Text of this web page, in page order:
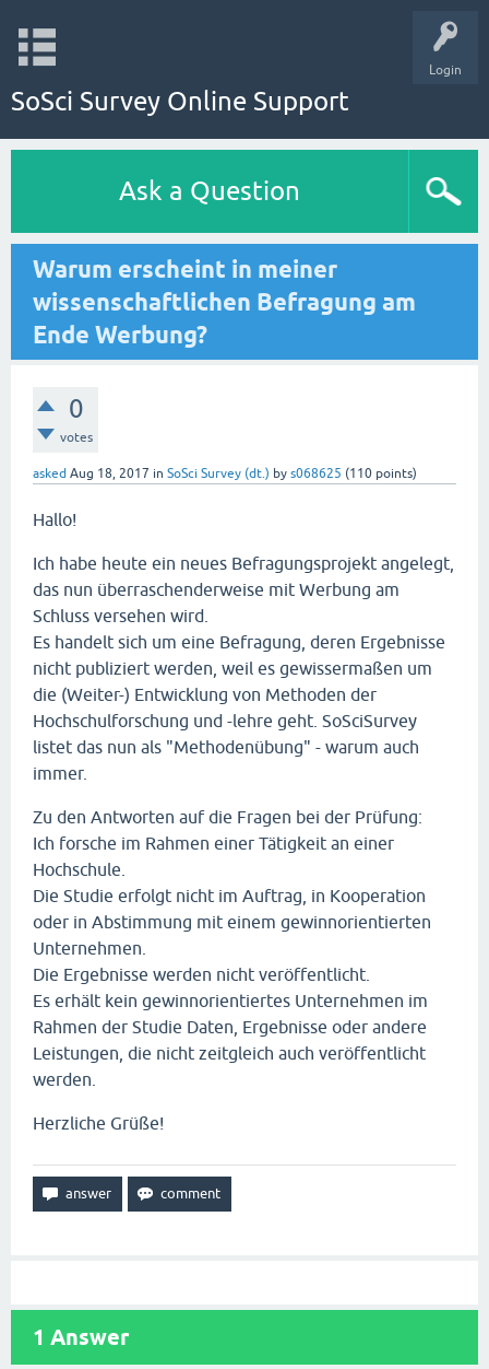
Login
SoSci Survey Online Support
Ask a Question
Warum erscheint in meiner
wissenschaftlichen Befragung am
Ende Werbung?
0
votes
asked Aug 18, 2017 in SoSci Survey (dt.) by s068625 (110 points)
Hallo!
Ich habe heute ein neues Befragungsprojekt angelegt,
das nun überraschenderweise mit Werbung am
Schluss versehen wird.
Es handelt sich um eine Befragung, deren Ergebnisse
nicht publiziert werden, weil es gewissermaßen um
die (Weiter-) Entwicklung von Methoden der
Hochschulforschung und -lehre geht. SoSciSurvey
listet das nun als "Methodenübung" - warum auch
immer.
Zu den Antworten auf die Fragen bei der Prüfung:
Ich forsche im Rahmen einer Tätigkeit an einer
Hochschule.
Die Studie erfolgt nicht im Auftrag, in Kooperation
oder in Abstimmung mit einem gewinnorientierten
Unternehmen.
Die Ergebnisse werden nicht veröffentlicht.
Es erhält kein gewinnorientiertes Unternehmen im
Rahmen der Studie Daten, Ergebnisse oder andere
Leistungen, die nicht zeitgleich auch veröffentlicht
werden.
Herzliche Grüße!
1 Answer